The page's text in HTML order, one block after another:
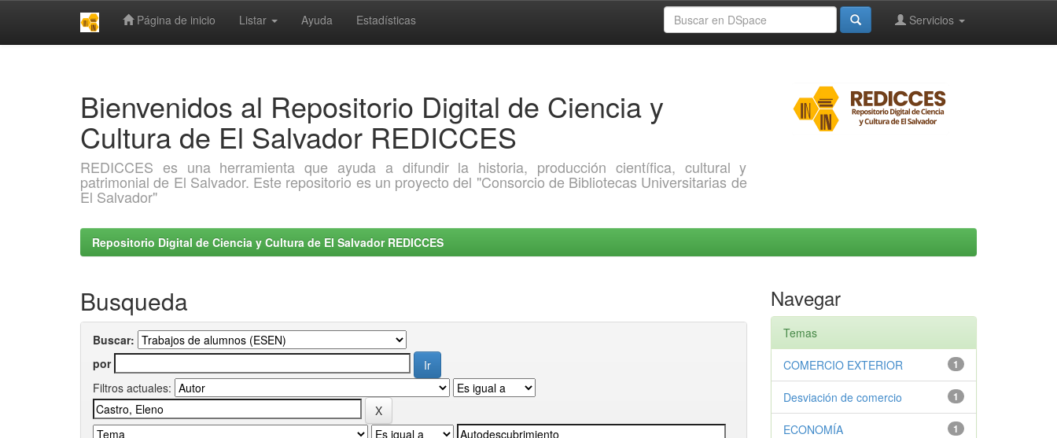
Página de inicio Listar Ayuda Estadísticas Servicios
Bienvenidos al Repositorio Digital de Ciencia y
Cultura de El Salvador REDICCES
REDICCES es una herramienta que ayuda a difundir la historia, producción científica, cultural y
patrimonial de El Salvador. Este repositorio es un proyecto del "Consorcio de Bibliotecas Universitarias de
El Salvador"
Repositorio Digital de Ciencia y Cultura de El Salvador REDICCES
Busqueda
Buscar:
por
Filtros actuales:
Navegar
Temas
1
COMERCIO EXTERIOR
1
Desviación de comercio
1
ECONOMÍA